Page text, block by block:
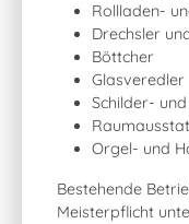
Rollladen-
Drechsler
Böttcher
Glasveredler
Schilder-
Orgel- und
Bestehende
Meisterpflicht